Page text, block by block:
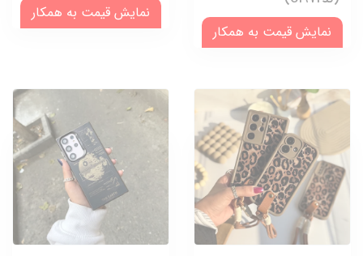
نمایش قیمت به همکار
نمایش قیمت به همکار